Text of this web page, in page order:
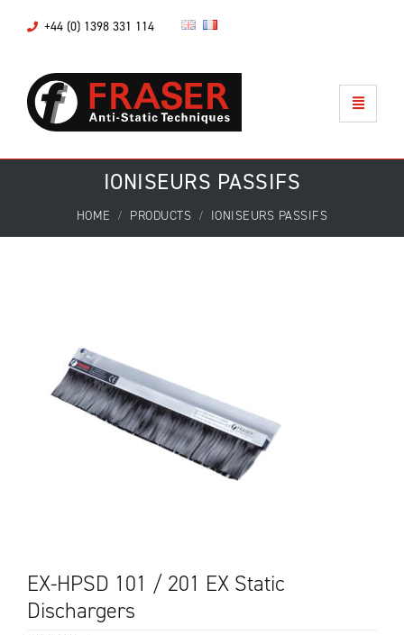
+44 (0) 1398 331 114
IONISEURS PASSIFS
HOME PRODUCTS IONISEURS PASSIFS
EX-HPSD 101 / 201 EX Static
Dischargers